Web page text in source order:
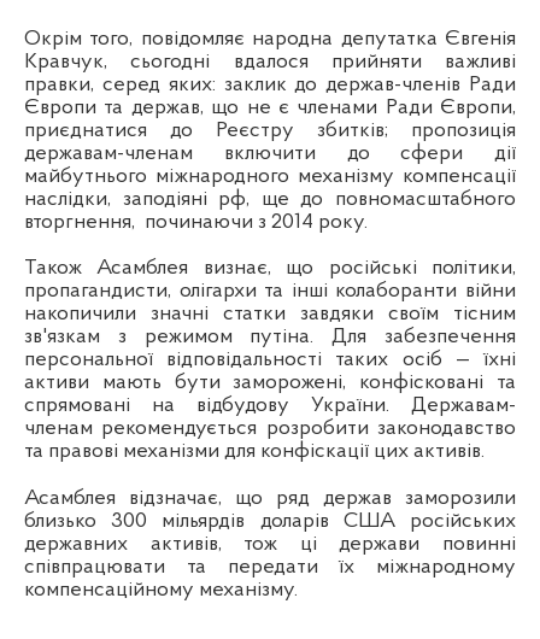
Окрім того, повідомляє народна депутатка Євгенія
Кравчук, сьогодні вдалося прийняти важливі
правки, серед яких: заклик до держав-членів Ради
Європи та держав, що не є членами Ради Європи,
приєднатися до Реєстру збитків; пропозиція
державам-членам включити до сфери дії
майбутнього міжнародного механізму компенсації
наслідки, заподіяні рф, ще до повномасштабного
вторгнення, починаючи з 2014 року.
Також Асамблея визнає, що російські політики,
пропагандисти, олігархи та інші колаборанти війни
накопичили значні статки завдяки своїм тісним
зв'язкам з режимом путіна. Для забезпечення
персональної відповідальності таких осіб — їхні
активи мають бути заморожені, конфісковані та
спрямовані на відбудову України. Державам-
членам рекомендується розробити законодавство
та правові механізми для конфіскації цих активів.
Асамблея відзначає, що ряд держав заморозили
близько 300 мільярдів доларів США російських
державних активів, тож ці держави повинні
співпрацювати та передати їх міжнародному
компенсаційному механізму.